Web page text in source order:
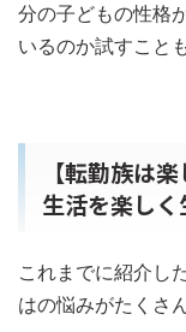
分の子どもの性格
いるのか試すこと
【転勤族は
生活を楽し
これまでに紹介し
はの悩みがたくさ